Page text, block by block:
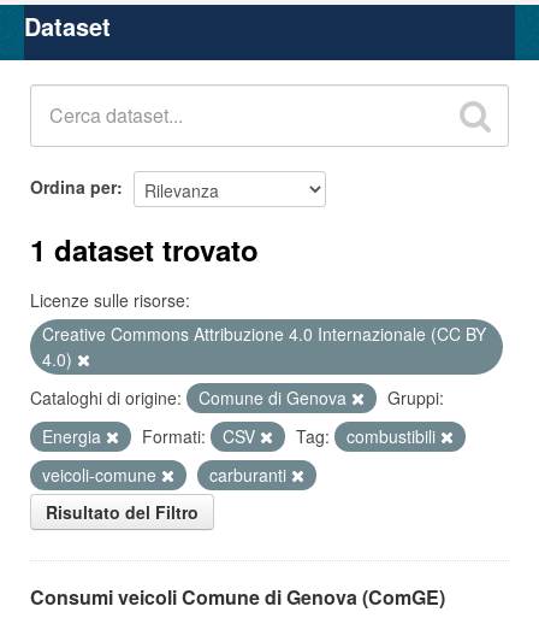
Organizzazioni
Gruppi
Dataset
Ordina per
1 dataset trovato
Licenze sulle risorse:
Creative Commons Attribuzione 4.0 Internazionale (CC BY
4.0)
Cataloghi di origine:
Comune di Genova
Gruppi:
Energia
Formati: CSV Tag:
combustibili
veicoli-comune
carburanti
Risultato del Filtro
Consumi veicoli Comune di Genova (ComGE)